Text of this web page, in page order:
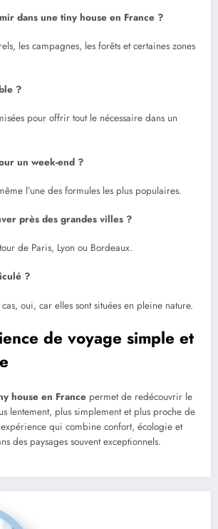
dans une tiny house en France ?
les campagnes, les forêts et certaines zones
?
pour offrir tout le nécessaire dans un
un week-end ?
l’une des formules les plus populaires.
près des grandes villes ?
de Paris, Lyon ou Bordeaux.
?
oui, car elles sont situées en pleine nature.
de voyage simple et
house en France permet de redécouvrir le
lentement, plus simplement et plus proche de
expérience qui combine confort, écologie et
des paysages souvent exceptionnels.